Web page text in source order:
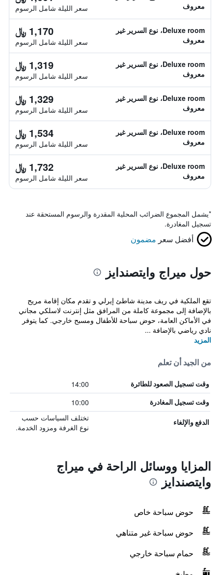
معروف
سعر الليلة شامل الرسوم
Deluxe room، نوع السرير غير
معروف
1,170 ﷼
سعر الليلة شامل الرسوم
Deluxe room، نوع السرير غير
معروف
1,319 ﷼
سعر الليلة شامل الرسوم
Deluxe room، نوع السرير غير
معروف
1,329 ﷼
سعر الليلة شامل الرسوم
Deluxe room، نوع السرير غير
معروف
1,534 ﷼
سعر الليلة شامل الرسوم
Deluxe room، نوع السرير غير
معروف
1,732 ﷼
سعر الليلة شامل الرسوم
*يشمل المجموع الضرائب المحلية المقدرة والرسوم المستحقة عند
تسجيل المغادرة.
أفضل سعر مضمون
حول ميراج وايتصندايز
تقع الملكية في ريف مدينة شاطئ إيرلي و تقدم مكان إقامة مريح
بالإضافة إلى مجموعة كاملة من المرافق مثل إنترنت لاسلكي مجاني
في الأماكن العامة، حوض سباحة للأطفال ومسبح خارجي. كما يتوفر
نادي رياضي بالإضافة ...
المزيد
من الجيد أن تعلم
وقت تسجيل الصعود للطائرة 14:00
وقت تسجيل المغادرة 10:00
الدفع والإلغاء
تختلف السياسات حسب
نوع الغرفة ومزود الخدمة.
المزايا ووسائل الراحة في ميراج
وايتصندايز
حوض سباحة خاص
حوض سباحة غير متناهي
حمام سباحة خارجي